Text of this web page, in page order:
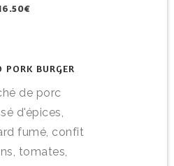
PORK BURGER
de porc
d'épices,
fumé, confit
tomates,